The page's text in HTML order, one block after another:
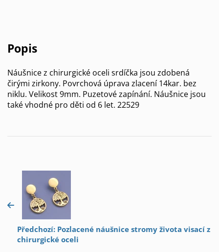
Popis
Náušnice z chirurgické oceli srdíčka jsou zdobená
čirými zirkony. Povrchová úprava zlacení 14kar. bez
niklu. Velikost 9mm. Puzetové zapínání. Náušnice jsou
také vhodné pro děti od 6 let. 22529
Předchozí: Pozlacené náušnice stromy života visací z
chirurgické oceli